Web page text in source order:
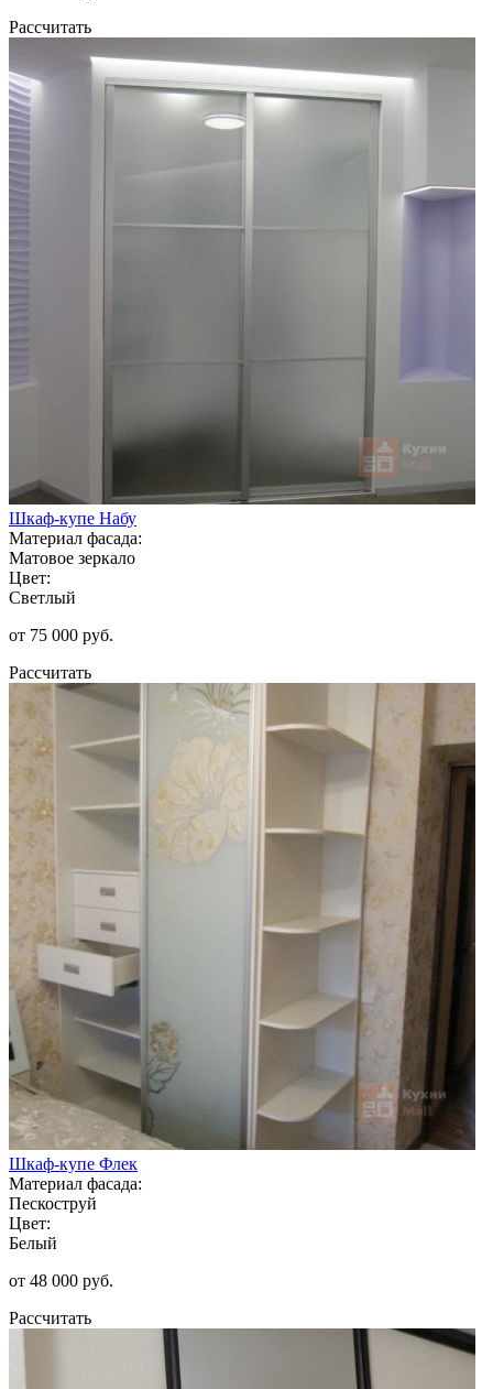
Рассчитать
Шкаф-купе Набу
Материал фасада:
Матовое зеркало
Цвет:
Светлый
от 75 000 руб.
Рассчитать
Шкаф-купе Флек
Материал фасада:
Пескоструй
Цвет:
Белый
от 48 000 руб.
Рассчитать